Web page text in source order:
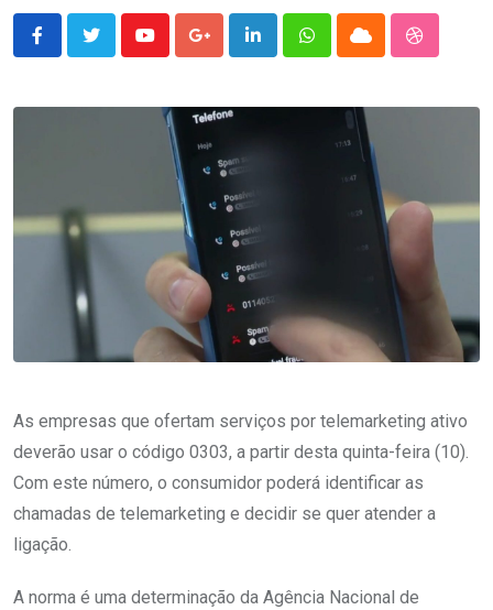
YoutubeGoogle+LinkedInWhatsappCloud
As empresas que ofertam serviços por telemarketing ativo
deverão usar o código 0303, a partir desta quinta-feira (10).
Com este número, o consumidor poderá identificar as
chamadas de telemarketing e decidir se quer atender a
ligação.
A norma é uma determinação da Agência Nacional de